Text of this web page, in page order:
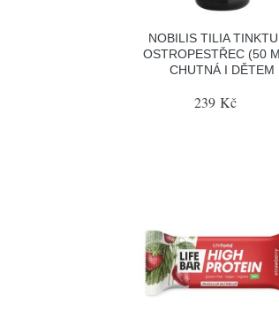
NOBILIS TILIA
OSTROPESTŘEC (50
CHUTNÁ I DĚTEM
239 Kč